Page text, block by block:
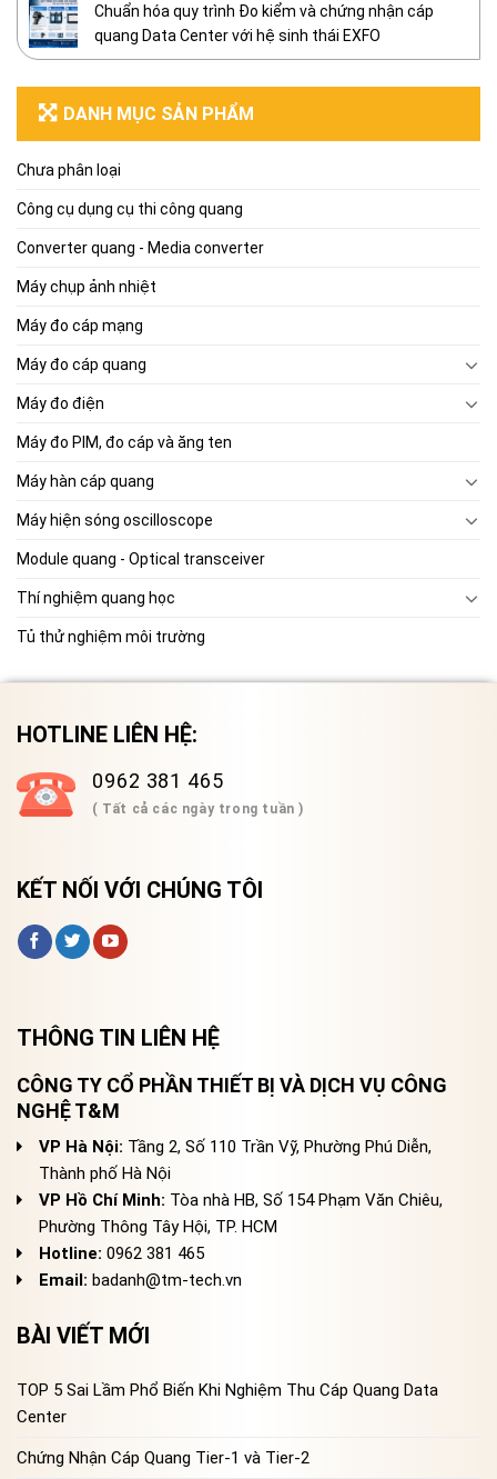
Chuẩn hóa quy trình Đo kiểm và chứng nhận cáp
quang Data Center với hệ sinh thái EXFO
DANH MỤC SẢN PHẨM
Chưa phân loại
Công cụ dụng cụ thi công quang
Converter quang - Media converter
Máy chụp ảnh nhiệt
Máy đo cáp mạng
Máy đo cáp quang
Máy đo điện
Máy đo PIM, đo cáp và ăng ten
Máy hàn cáp quang
Máy hiện sóng oscilloscope
Module quang - Optical transceiver
Thí nghiệm quang học
Tủ thử nghiệm môi trường
HOTLINE LIÊN HỆ:
0962 381 465
( Tất cả các ngày trong tuần )
KẾT NỐI VỚI CHÚNG TÔI
THÔNG TIN LIÊN HỆ
CÔNG TY CỔ PHẦN THIẾT BỊ VÀ DỊCH VỤ CÔNG
NGHỆ T&M
VP Hà Nội: Tầng 2, Số 110 Trần Vỹ, Phường Phú Diễn,
Thành phố Hà Nội
VP Hồ Chí Minh: Tòa nhà HB, Số 154 Phạm Văn Chiêu,
Phường Thông Tây Hội, TP. HCM
Hotline: 0962 381 465
Email: badanh@tm-tech.vn
BÀI VIẾT MỚI
TOP 5 Sai Lầm Phổ Biến Khi Nghiệm Thu Cáp Quang Data
Center
Chứng Nhận Cáp Quang Tier-1 và Tier-2